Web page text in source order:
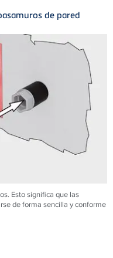
de pared
Esto significa que las
de forma sencilla y conforme